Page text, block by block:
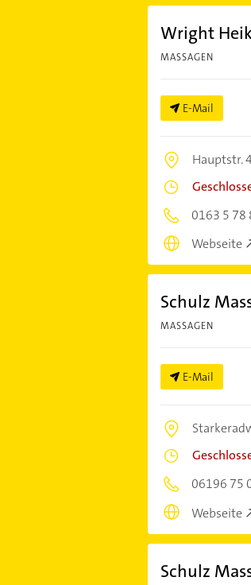
Wright
MASSAGEN
E-Mail
Hauptstr.
0163 5 78
Webseite
Schulz
MASSAGEN
E-Mail
06196 75
Webseite
Schulz